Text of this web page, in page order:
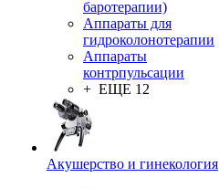
баротерапии)
Аппараты для
гидроколонотерапии
Аппараты
контрпульсации
+ ЕЩЕ 12
Акушерство и гинекология